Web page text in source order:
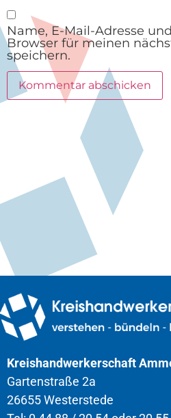
Name, E-Mail-Adresse
Browser für meinen
speichern.
Kreishandwerkerschaft
Gartenstraße 2a
26655 Westerstede